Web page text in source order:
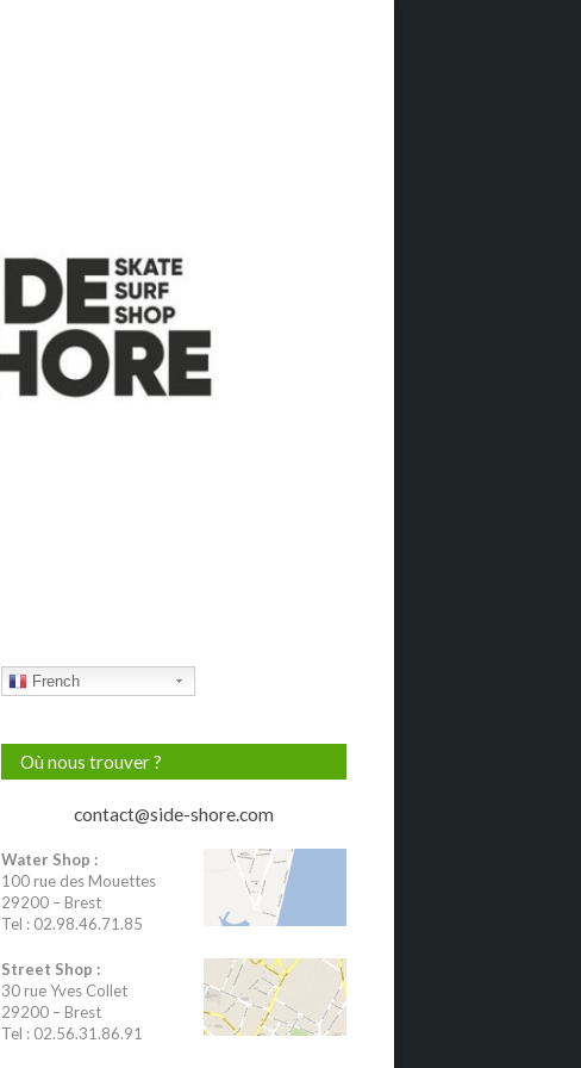
French
Où nous trouver ?
contact@side-shore.com
Water Shop :
100 rue des Mouettes
29200 – Brest
Tel : 02.98.46.71.85
Street Shop :
30 rue Yves Collet
29200 – Brest
Tel : 02.56.31.86.91